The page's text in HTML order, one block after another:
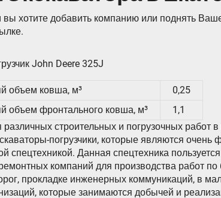
вы хотите добавить компанию или поднять
John Deere 325J
объем ковша, м³
0,25
объем фронтального ковша, м³
1,1
строительных и погрузочных работ
погрузчики, которые являются очень
спецтехникой. Данная спецтехника
компаний для производства работ по
прокладке инженерных коммуникаций, в
которые занимаются добычей и